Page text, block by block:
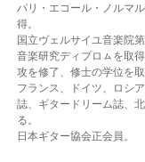
パリ・エコール・ノルマ
得。
国立ヴェルサイユ音楽院
音楽研究ディプロㇺを取
攻を修了、 修士の学位を取
フランス、ドイツ、ロシ
誌、ギタードリーム誌、
る。
日本ギター協会正会員。